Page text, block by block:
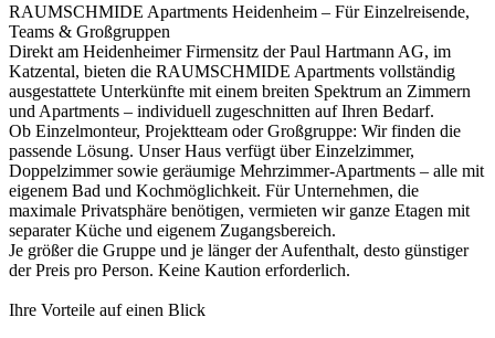
RAUMSCHMIDE Apartments Heidenheim – Für Einzelreisende,
Teams & Großgruppen
Direkt am Heidenheimer Firmensitz der Paul Hartmann AG, im
Katzental, bieten die RAUMSCHMIDE Apartments vollständig
ausgestattete Unterkünfte mit einem breiten Spektrum an Zimmern
und Apartments – individuell zugeschnitten auf Ihren Bedarf.
Ob Einzelmonteur, Projektteam oder Großgruppe: Wir finden die
passende Lösung. Unser Haus verfügt über Einzelzimmer,
Doppelzimmer sowie geräumige Mehrzimmer-Apartments – alle mit
eigenem Bad und Kochmöglichkeit. Für Unternehmen, die
maximale Privatsphäre benötigen, vermieten wir ganze Etagen mit
separater Küche und eigenem Zugangsbereich.
Je größer die Gruppe und je länger der Aufenthalt, desto günstiger
der Preis pro Person. Keine Kaution erforderlich.
Ihre Vorteile auf einen Blick